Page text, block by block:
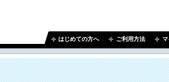
はじめての方へ ご利用方法